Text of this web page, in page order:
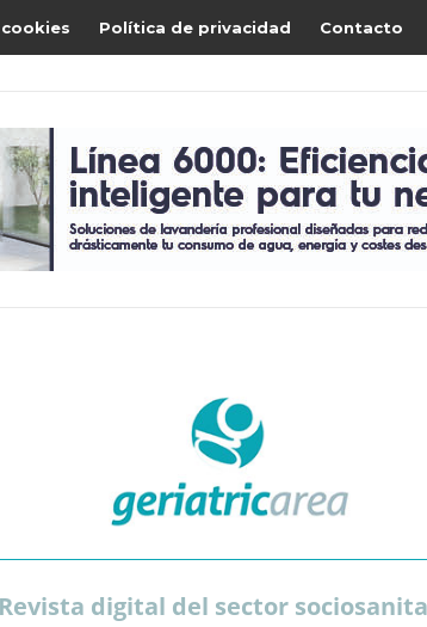
Política de privacidad Contacto
Revista digital del sector